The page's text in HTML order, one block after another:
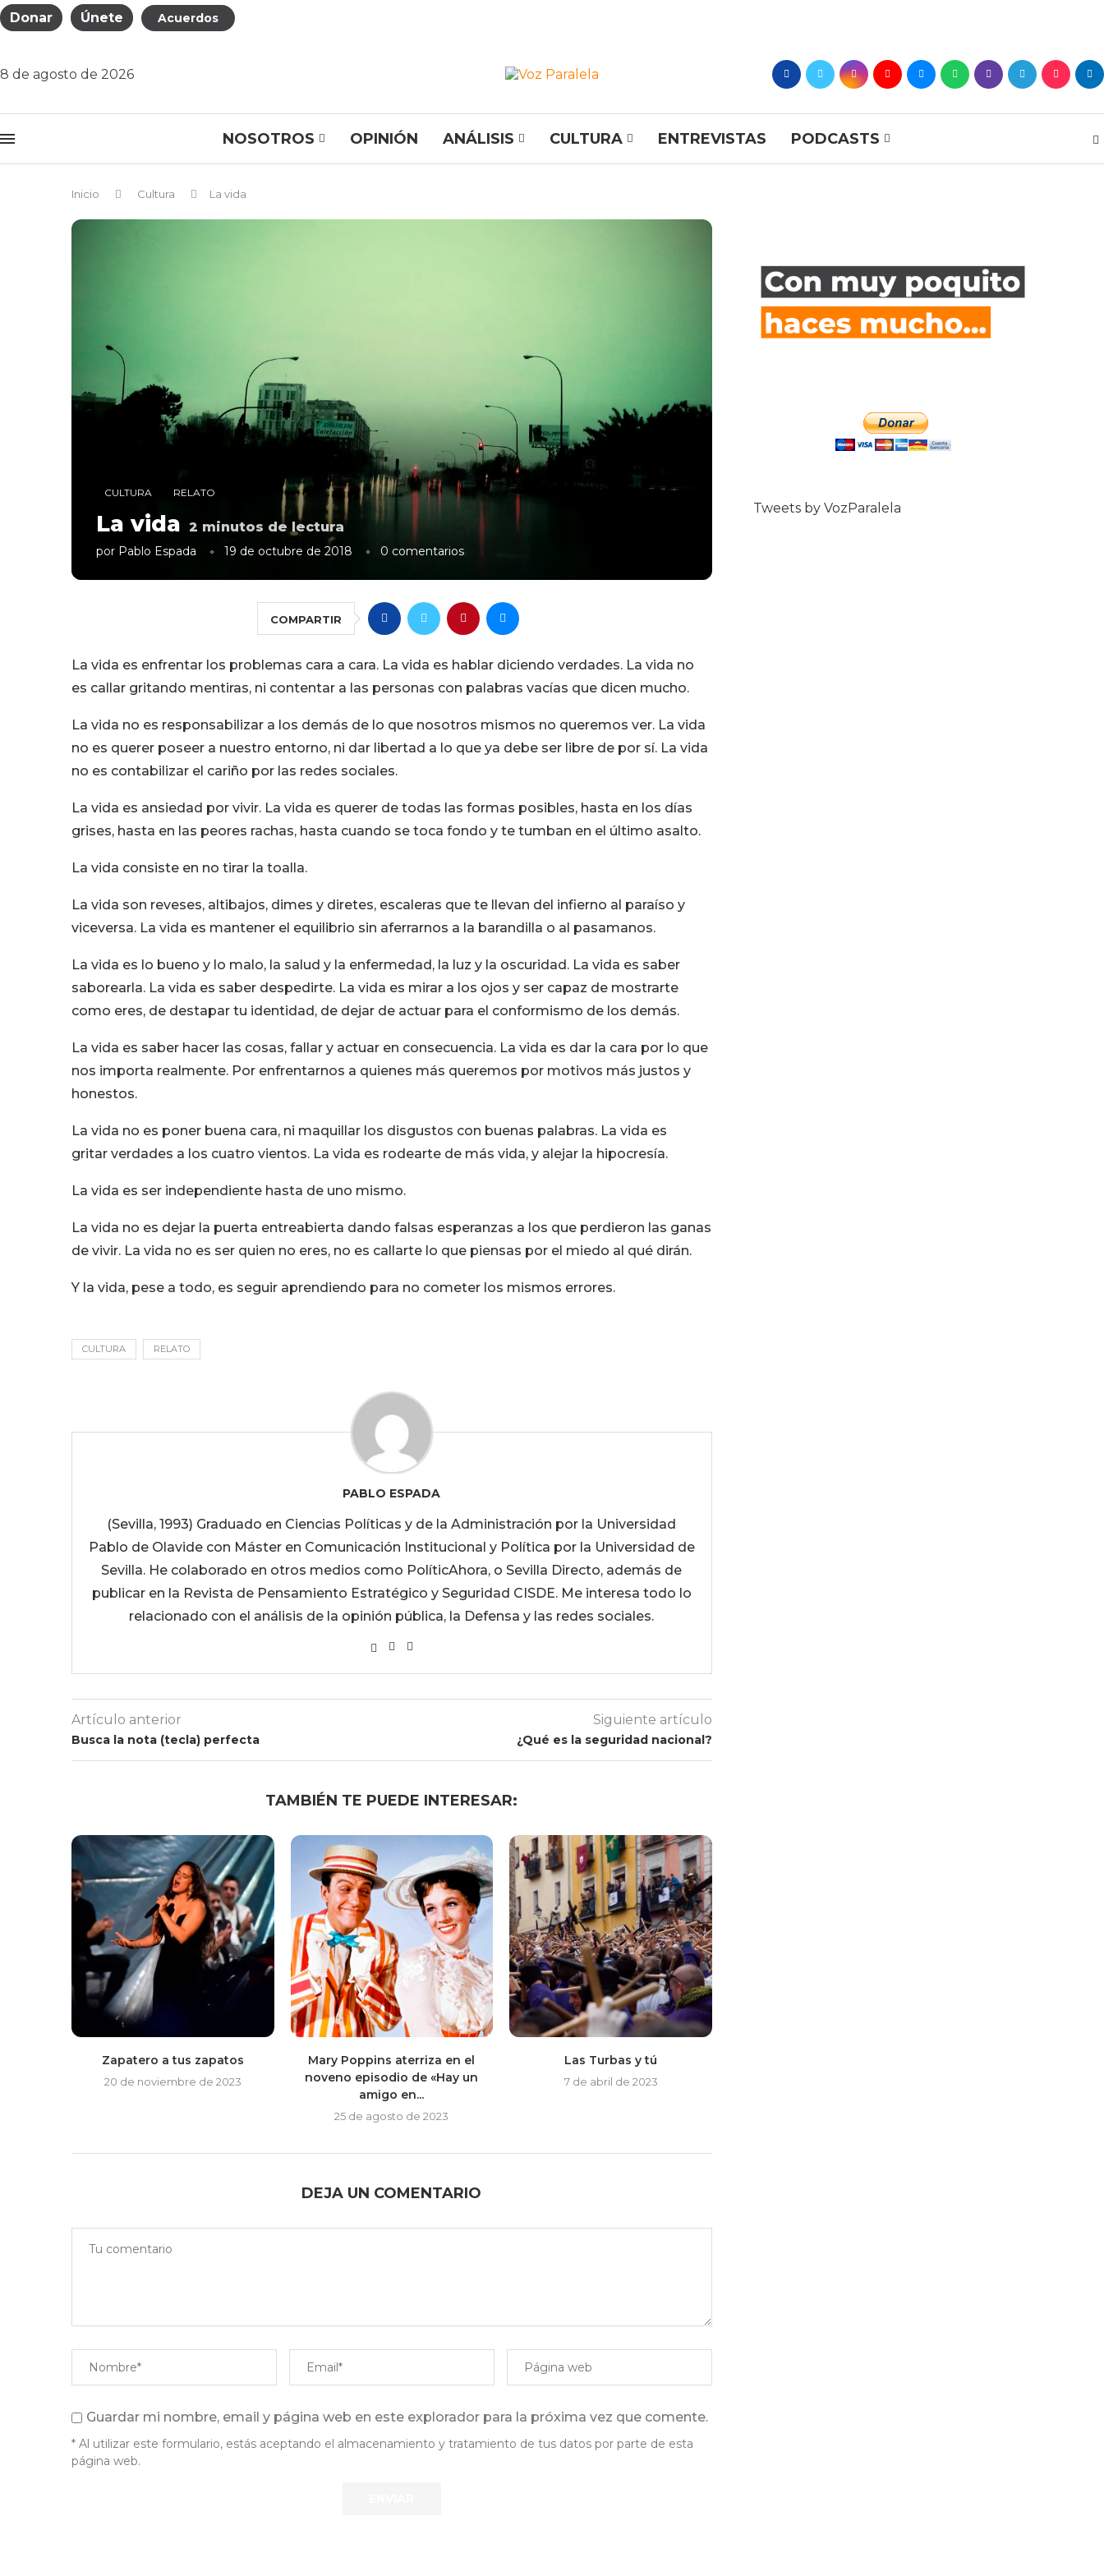
Donar Únete Acuerdos
8 de agosto de 2026
NOSOTROS OPINIÓN ANÁLISIS CULTURA ENTREVISTAS PODCASTS
Inicio Cultura La vida
CULTURA RELATO
La vida 2 minutos de lectura
por Pablo Espada 19 de octubre de 2018 0 comentarios
COMPARTIR
La vida es enfrentar los problemas cara a cara. La vida es hablar diciendo verdades. La vida no
es callar gritando mentiras, ni contentar a las personas con palabras vacías que dicen mucho.
La vida no es responsabilizar a los demás de lo que nosotros mismos no queremos ver. La vida
no es querer poseer a nuestro entorno, ni dar libertad a lo que ya debe ser libre de por sí. La vida
no es contabilizar el cariño por las redes sociales.
La vida es ansiedad por vivir. La vida es querer de todas las formas posibles, hasta en los días
grises, hasta en las peores rachas, hasta cuando se toca fondo y te tumban en el último asalto.
La vida consiste en no tirar la toalla.
La vida son reveses, altibajos, dimes y diretes, escaleras que te llevan del infierno al paraíso y
viceversa. La vida es mantener el equilibrio sin aferrarnos a la barandilla o al pasamanos.
La vida es lo bueno y lo malo, la salud y la enfermedad, la luz y la oscuridad. La vida es saber
saborearla. La vida es saber despedirte. La vida es mirar a los ojos y ser capaz de mostrarte
como eres, de destapar tu identidad, de dejar de actuar para el conformismo de los demás.
La vida es saber hacer las cosas, fallar y actuar en consecuencia. La vida es dar la cara por lo que
nos importa realmente. Por enfrentarnos a quienes más queremos por motivos más justos y
honestos.
La vida no es poner buena cara, ni maquillar los disgustos con buenas palabras. La vida es
gritar verdades a los cuatro vientos. La vida es rodearte de más vida, y alejar la hipocresía.
La vida es ser independiente hasta de uno mismo.
La vida no es dejar la puerta entreabierta dando falsas esperanzas a los que perdieron las ganas
de vivir. La vida no es ser quien no eres, no es callarte lo que piensas por el miedo al qué dirán.
Y la vida, pese a todo, es seguir aprendiendo para no cometer los mismos errores.
CULTURA RELATO
PABLO ESPADA
(Sevilla, 1993) Graduado en Ciencias Políticas y de la Administración por la Universidad
Pablo de Olavide con Máster en Comunicación Institucional y Política por la Universidad de
Sevilla. He colaborado en otros medios como PolíticAhora, o Sevilla Directo, además de
publicar en la Revista de Pensamiento Estratégico y Seguridad CISDE. Me interesa todo lo
relacionado con el análisis de la opinión pública, la Defensa y las redes sociales.
Artículo anterior
Busca la nota (tecla) perfecta
Siguiente artículo
¿Qué es la seguridad nacional?
TAMBIÉN TE PUEDE INTERESAR:
Zapatero a tus zapatos
20 de noviembre de 2023
Mary Poppins aterriza en el
noveno episodio de «Hay un
amigo en...
25 de agosto de 2023
Las Turbas y tú
7 de abril de 2023
DEJA UN COMENTARIO
Guardar mi nombre, email y página web en este explorador para la próxima vez que comente.
* Al utilizar este formulario, estás aceptando el almacenamiento y tratamiento de tus datos por parte de esta
página web.
Tweets by VozParalela